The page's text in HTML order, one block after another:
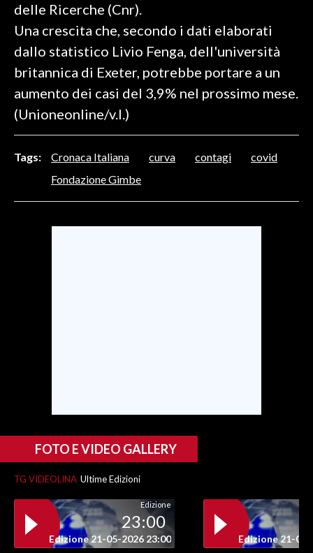
SARDEGNA TURISMO
SARDI NEL MONDO
NOTIZIE
EVENTI
3 MINUTI CON
INFO AZIENDE
delle Ricerche (Cnr).
Una crescita che, secondo i dati elaborati
dallo statistico Livio Fenga, dell'università
britannica di Exeter, potrebbe portare a un
aumento dei casi del 3,9% nel prossimo mese.
(Unioneonline/v.l.)
Tags: Cronaca Italiana curva contagi
covid
Fondazione Gimbe
FOTO E VIDEO GALLERY
TG VIDEOLINA Ultime Edizioni
Edizione
23:00
Edizione 21-05-2026 23:00 Edizione 21-05-